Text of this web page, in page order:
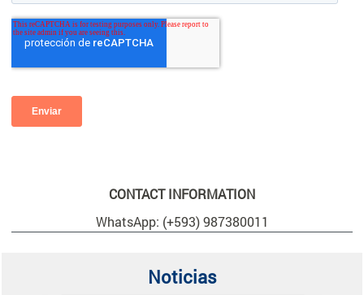
CONTACT INFORMATION
WhatsApp: (+593) 987380011
Noticias